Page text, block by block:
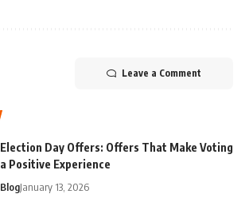
Leave a Comment
Election Day Offers: Offers That Make Voting
a Positive Experience
BlogJanuary 13, 2026